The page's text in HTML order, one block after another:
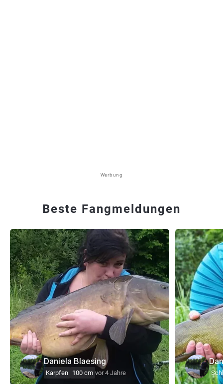
Werbung
Beste Fangmeldungen
Daniela Blaesing
Karpfen 100 cm vor 4 Jahre